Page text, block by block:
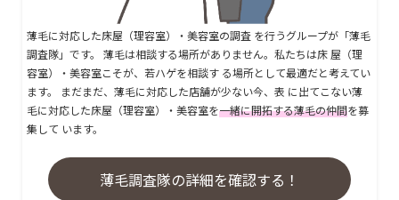
薄毛に対応した床屋（理容室）・美容室の調査 を行うグループが「薄毛
調査隊」です。 薄毛は相談する場所がありません。私たちは床 屋（理
容室）・美容室こそが、若ハゲを相談す る場所として最適だと考えてい
ます。 まだまだ、薄毛に対応した店舗が少ない今、表 に出てこない薄
毛に対応した床屋（理容室）・美容室を一緒に開拓する薄毛の仲間を募
集して います。
薄毛調査隊の詳細を確認する！